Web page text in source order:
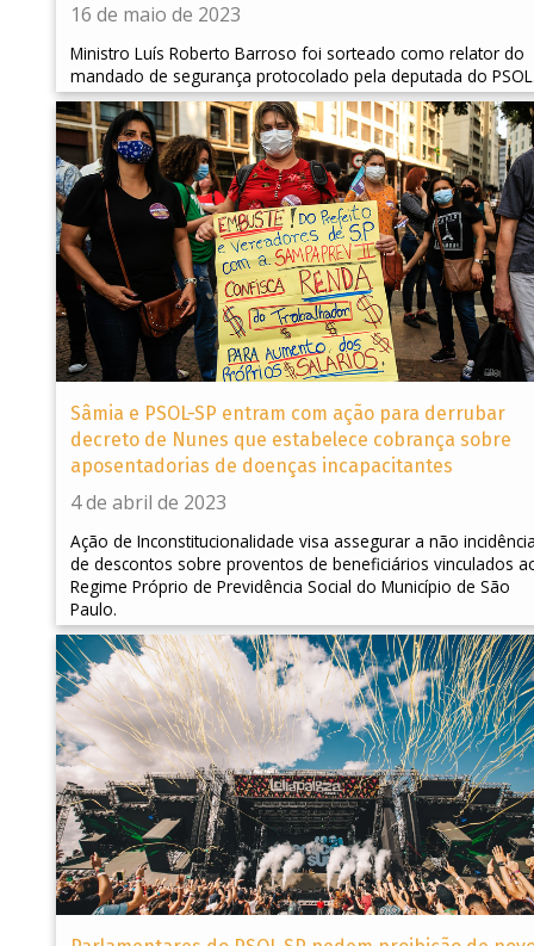
16 de maio de 2023
Ministro Luís Roberto Barroso foi sorteado como relator do
mandado de segurança protocolado pela deputada do
Sâmia e PSOL-SP entram com ação para derrubar
decreto de Nunes que estabelece cobrança sobre
aposentadorias de doenças incapacitantes
4 de abril de 2023
Ação de Inconstitucionalidade visa assegurar a não
de descontos sobre proventos de beneficiários vinculados
Regime Próprio de Previdência Social do Município de São
Paulo.